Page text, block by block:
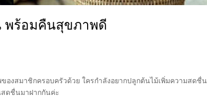
พร้อมคืนสุขภาพดี
งสม­าชิกครอบครัวด้วย ใครกำลังอยากปลูกต้นไม้เพิ่มความสดชื่น
ดชื่นมาฝากกันค่ะ